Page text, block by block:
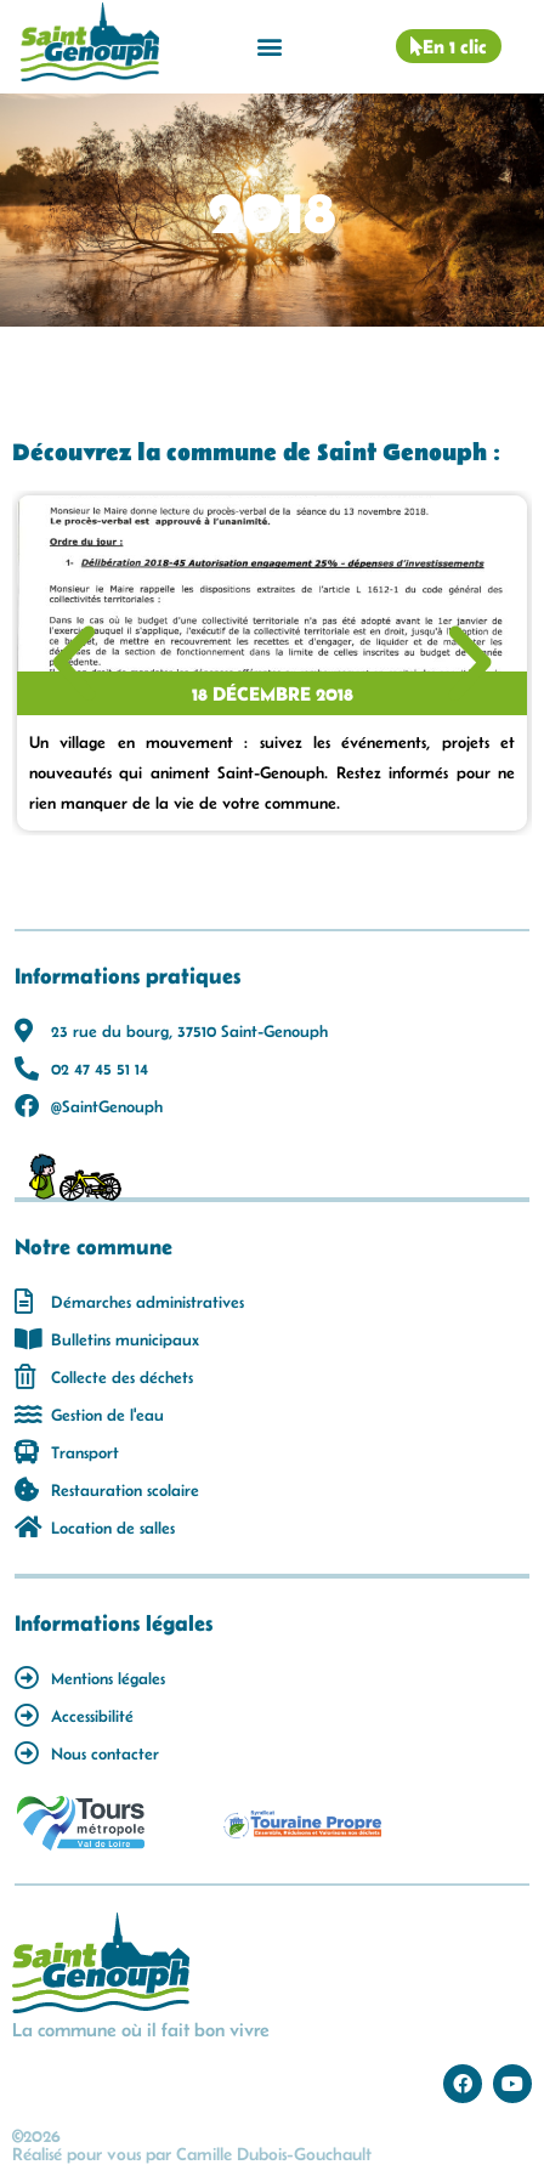
En 1 clic
2018
Découvrez la commune de Saint Genouph :
18 DÉCEMBRE 2018
Un village en mouvement : suivez les événements, projets et
nouveautés qui animent Saint-Genouph. Restez informés pour ne
rien manquer de la vie de votre commune.
Informations pratiques
23 rue du bourg, 37510 Saint-Genouph
02 47 45 51 14
@SaintGenouph
Notre commune
Démarches administratives
Bulletins municipaux
Collecte des déchets
Gestion de l'eau
Transport
Restauration scolaire
Location de salles
Informations légales
Mentions légales
Accessibilité
Nous contacter
La commune où il fait bon vivre
©2026
Réalisé pour vous par Camille Dubois-Gouchault